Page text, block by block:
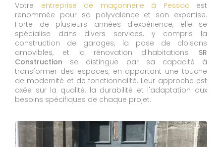
Votre entreprise de maçonnerie à Pessac est
renommée pour sa polyvalence et son expertise.
Forte de plusieurs années d'expérience, elle se
spécialise dans divers services, y compris la
construction de garages, la pose de cloisons
amovibles, et la rénovation d'habitations. SR
Construction se distingue par sa capacité à
transformer des espaces, en apportant une touche
de modernité et de fonctionnalité. Leur approche est
axée sur la qualité, la durabilité et l'adaptation aux
besoins spécifiques de chaque projet.